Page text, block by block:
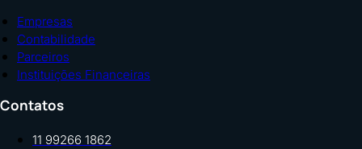
Empresas
Contabilidade
Parceiros
Instituições Financeiras
Contatos
11 99266 1862